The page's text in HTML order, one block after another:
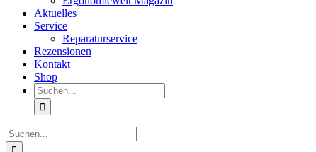
Aktuelles
Service
Reparaturservice
Rezensionen
Kontakt
Shop
Suche
nach:
Suche
nach: